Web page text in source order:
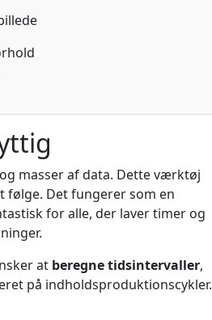
masser af data. Dette værktøj
følge. Det fungerer som en
for alle, der laver timer og
at beregne tidsintervaller,
på indholdsproduktionscykler.